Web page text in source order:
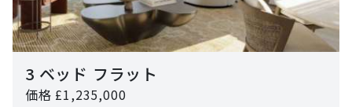
3 ベッド フラット
価格 £1,235,000